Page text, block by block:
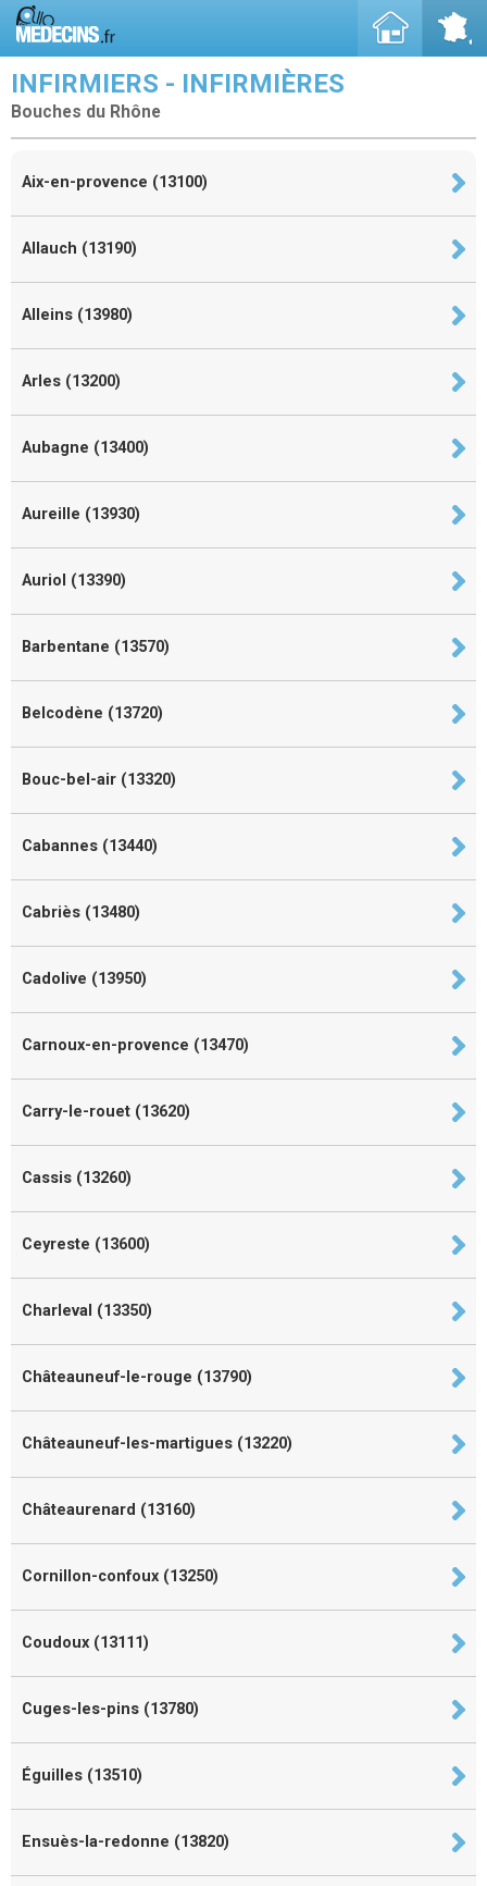
INFIRMIERS - INFIRMIÈRES
Bouches du Rhône
Aix-en-provence (13100)
Allauch (13190)
Alleins (13980)
Arles (13200)
Aubagne (13400)
Aureille (13930)
Auriol (13390)
Barbentane (13570)
Belcodène (13720)
Bouc-bel-air (13320)
Cabannes (13440)
Cabriès (13480)
Cadolive (13950)
Carnoux-en-provence (13470)
Carry-le-rouet (13620)
Cassis (13260)
Ceyreste (13600)
Charleval (13350)
Châteauneuf-le-rouge (13790)
Châteauneuf-les-martigues (13220)
Châteaurenard (13160)
Cornillon-confoux (13250)
Coudoux (13111)
Cuges-les-pins (13780)
Éguilles (13510)
Ensuès-la-redonne (13820)